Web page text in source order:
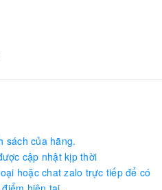
sách của hãng.
cập nhật kịp thời
hoặc chat zalo trực tiếp để có